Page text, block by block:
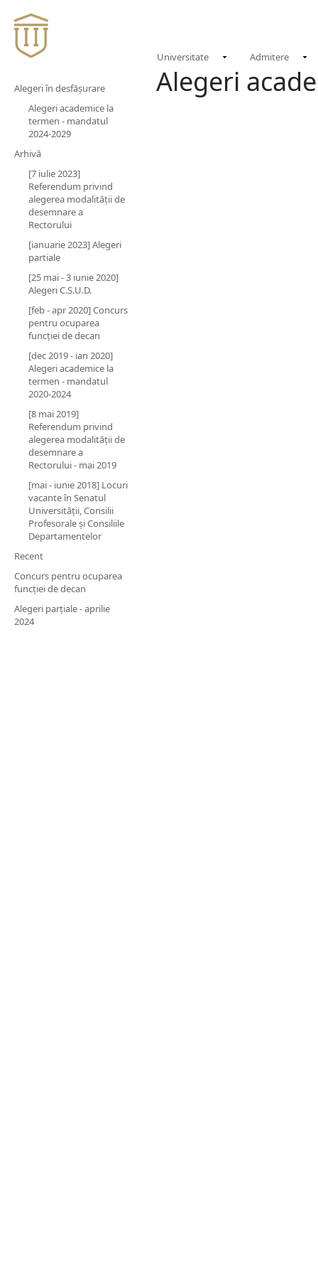
Universitate Admitere
​​​Alegeri
Alegeri în desfășurare
Alegeri academice la
termen - mandatul
2024-2029
Arhivă
[7 iulie 2023]
Referendum privind
alegerea modalității de
desemnare a
Rectorului
[ianuarie 2023] Alegeri
partiale
[25 mai - 3 iunie ​2020​]
Alegeri C.S.U.D.
[feb - apr 2020] Concurs
pentru ocuparea
funcției de decan
[dec 2019 - ian 2020]
Alegeri academice la
termen - mandatul
2020-2024
[8 mai 2019]
Referendum privind
alegerea modalității de
desemnare a
Rectorului - mai 2019
[mai - iunie 2018] Locuri
vacante în Senatul
Universității, Consilii
Profesorale și Consiliile
Departamentelor
Recent
Concurs pentru ocuparea
funcției de decan
Alegeri parțiale - aprilie
2024